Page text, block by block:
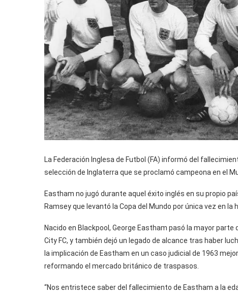
La Federación Inglesa de Futbol (FA) informó del
selección de Inglaterra que se proclamó campeona en el
Eastham no jugó durante aquel éxito inglés en su propio
Ramsey que levantó la Copa del Mundo por única vez en la
Nacido en Blackpool, George Eastham pasó la mayor
City FC, y también dejó un legado de alcance tras haber
la implicación de Eastham en un caso judicial de 1963
reformando el mercado británico de traspasos.
“Nos entristece saber del fallecimiento de Eastham a la